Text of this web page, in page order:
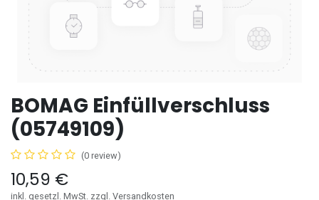
BOMAG Einfüllverschluss
(05749109)
(0 review)
10,59 €
inkl. gesetzl. MwSt. zzgl. Versandkosten